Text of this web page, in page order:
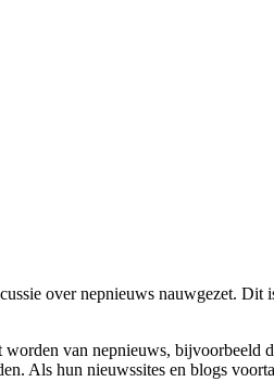
over nepnieuws nauwgezet.
van nepnieuws,
Als hun nieuwssites en blogs